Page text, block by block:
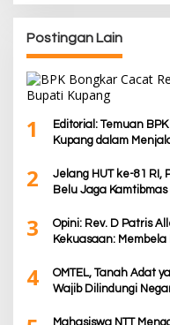
Postingan Lain
1
Editorial: Temuan
Kupang dalam
2
Jelang HUT ke-81 RI,
Belu Jaga Kamtibmas
3
Opini: Rev. D Patris
Kekuasaan: Membela
4
OMTEL, Tanah Adat
Wajib Dilindungi
Mahasiswa NTT